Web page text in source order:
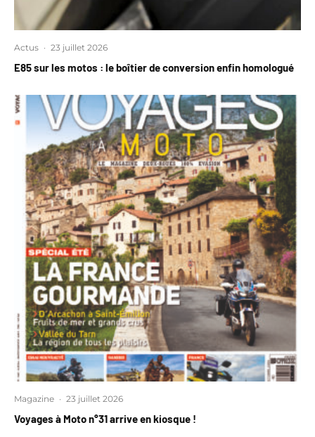
Actus · 23 juillet 2026
E85 sur les motos : le boîtier de conversion enfin homologué
Magazine · 23 juillet 2026
Voyages à Moto n°31 arrive en kiosque !